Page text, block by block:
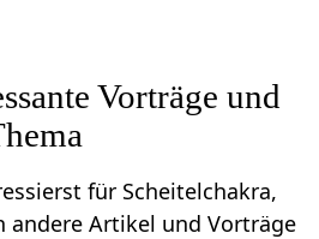
Vorträge und
für Scheitelchakra,
andere Artikel und Vorträge